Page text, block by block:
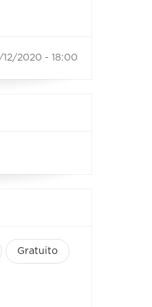
12/2020 - 18:00
Gratuito